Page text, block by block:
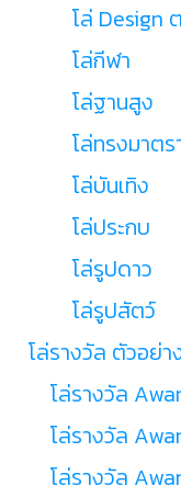
โล่ Design
โล่กีฬา
โล่ฐานสูง
โล่ทรงมาตร
โล่บันเทิง
โล่ประกบ
โล่รูปดาว
โล่รูปสัตว์
โล่รางวัล ตัวอย่า
โล่รางวัล
โล่รางวัล
โล่รางวัล